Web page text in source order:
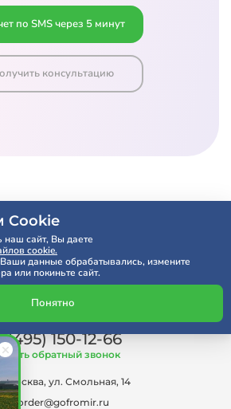
по SMS через 5 минут
консультацию
(495) 150-12-66
обратный звонок
Москва, ул. Смольная, 14
order@gofromir.ru
Cookie
наш сайт, Вы даете
cookie.
данные обрабатывались, измените
или покиньте сайт.
Понятно